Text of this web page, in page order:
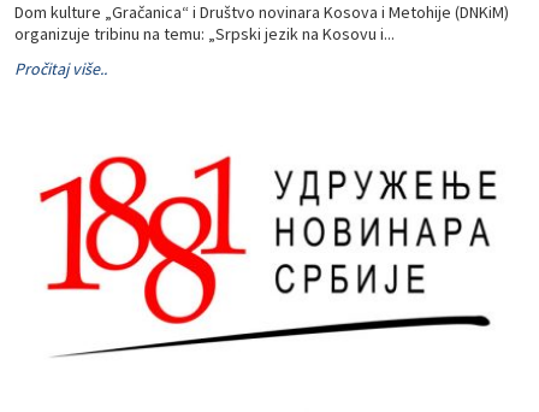
Dom kulture „Gračanica“ i Društvo novinara Kosova i Metohije (DNKiM)
organizuje tribinu na temu: „Srpski jezik na Kosovu i...
Pročitaj više..